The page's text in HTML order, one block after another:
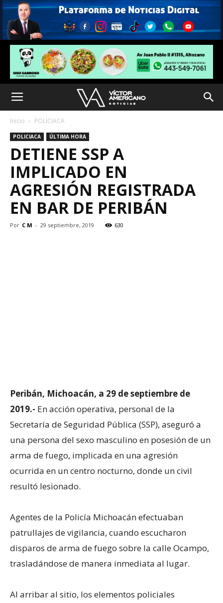
Inicio POLICIACA
POLICIACA ÚLTIMA HORA
DETIENE SSP A
IMPLICADO EN
AGRESIÓN REGISTRADA
EN BAR DE PERIBÁN
Por C M - 29 septiembre, 2019 630
Peribán, Michoacán, a 29 de septiembre de
2019.- En acción operativa, personal de la
Secretaría de Seguridad Pública (SSP), aseguró a
una persona del sexo masculino en posesión de un
arma de fuego, implicada en una agresión
ocurrida en un centro nocturno, donde un civil
resultó lesionado.
Agentes de la Policía Michoacán efectuaban
patrullajes de vigilancia, cuando escucharon
disparos de arma de fuego sobre la calle Ocampo,
trasladándose de manera inmediata al lugar.
Al arribar al sitio, los elementos policiales